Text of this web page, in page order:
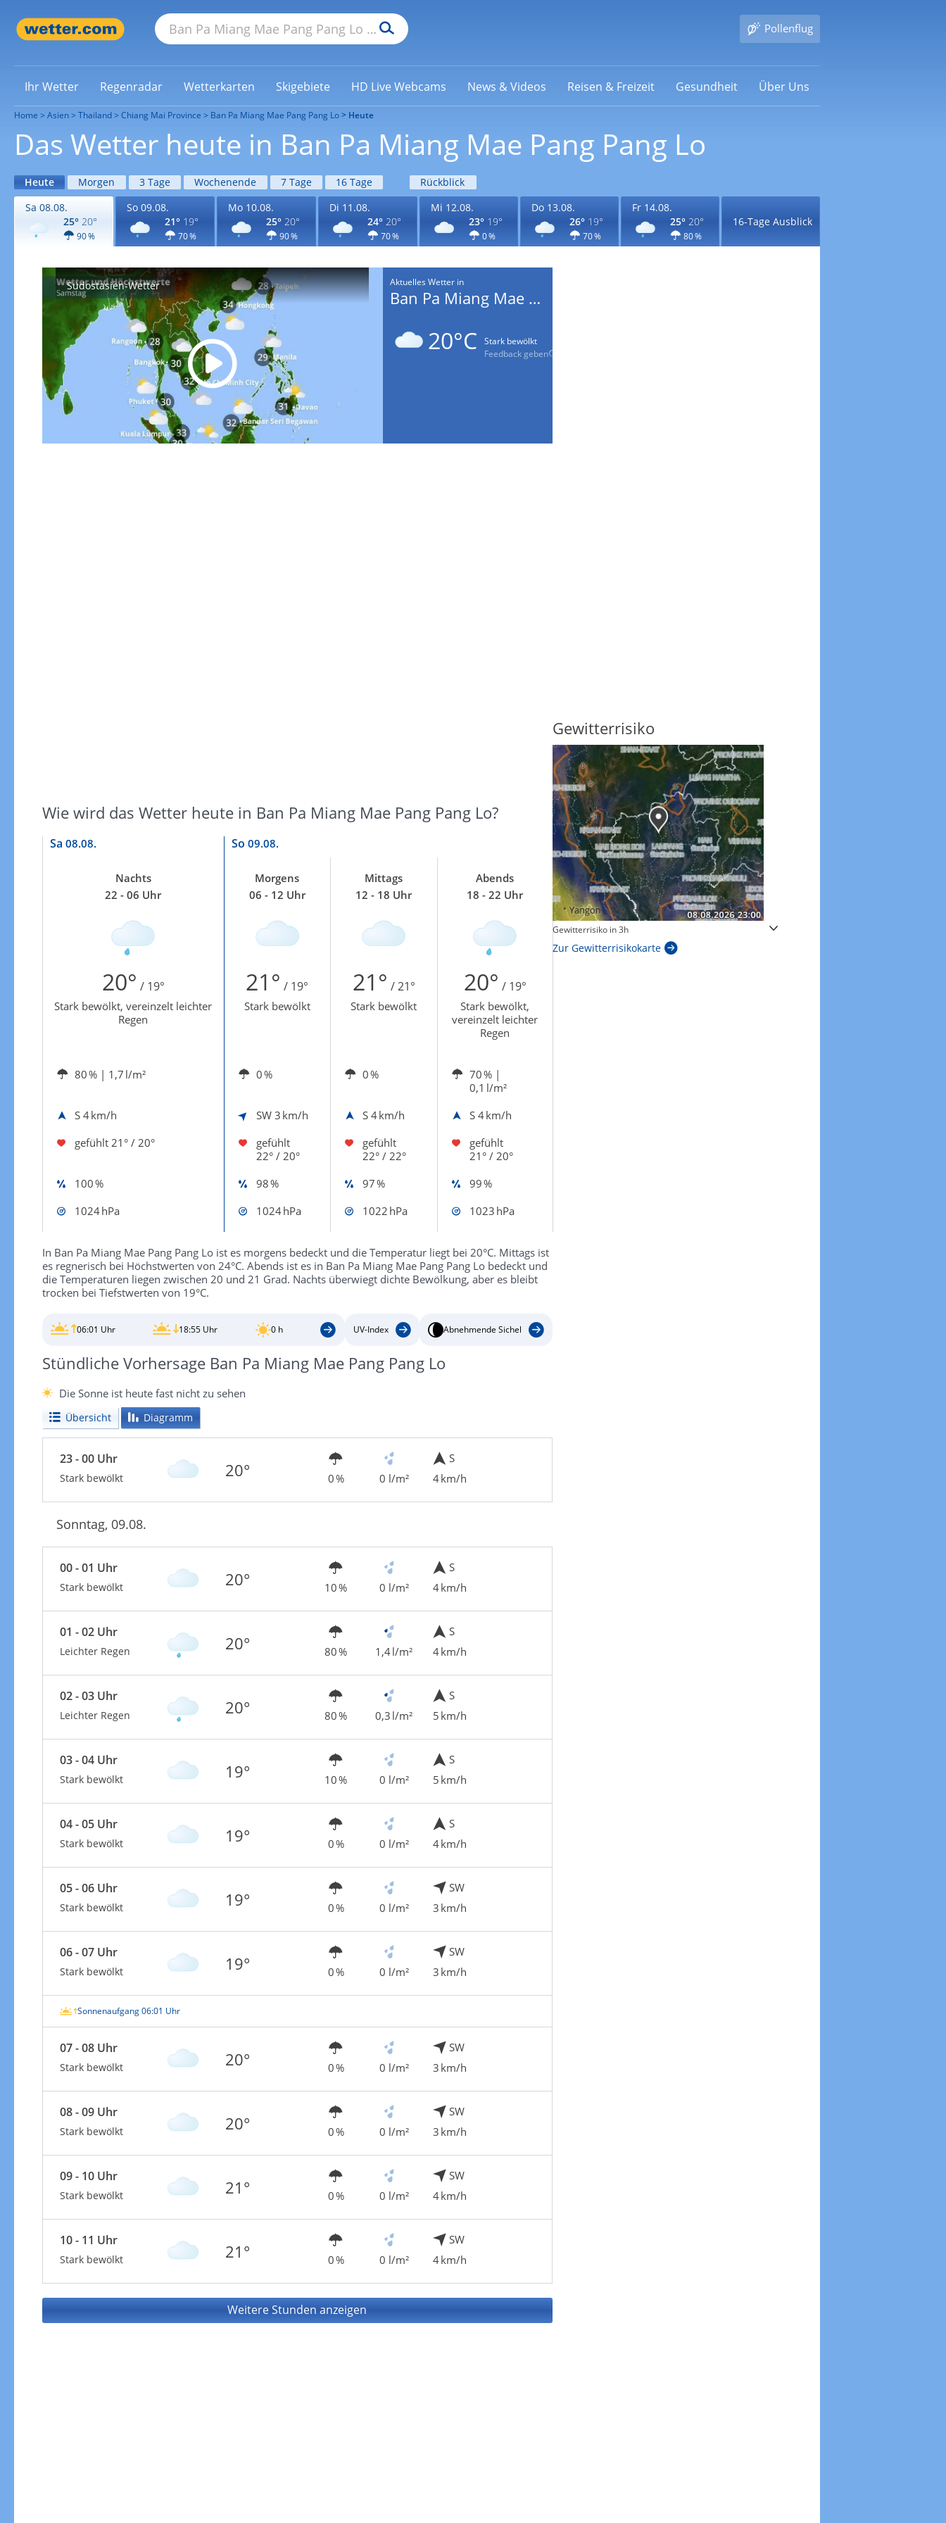
Pollenflug
Ihr Wetter Regenradar Wetterkarten Skigebiete HD Live Webcams News & Videos Reisen & Freizeit Gesundheit Über Uns
Home Asien Thailand Chiang Mai Province Ban Pa Miang Mae Pang Pang Lo Heute
Das Wetter heute in Ban Pa Miang Mae Pang Pang Lo
Heute Morgen 3 Tage Wochenende 7 Tage 16 Tage
Rückblick
Sa 08.08.
25° 20°
90 %
So 09.08.
21° 19°
70 %
Mo 10.08.
25° 20°
90 %
Di 11.08.
24° 20°
70 %
Mi 12.08.
23° 19°
0 %
Do 13.08.
26° 19°
70 %
Fr 14.08.
25° 20°
80 %
16-Tage Ausblick
Südostasien-Wetter Aktuelles Wetter in
Ban Pa Miang Mae Pang Pang Lo
20°C
Stark bewölkt
Feedback geben
Wie wird das Wetter heute in Ban Pa Miang Mae Pang Pang Lo?
Sa 08.08. So 09.08.
Nachts
22 - 06 Uhr
Morgens
06 - 12 Uhr
Mittags
12 - 18 Uhr
Abends
18 - 22 Uhr
20° / 19° 21° / 19° 21° / 21° 20° / 19°
Stark bewölkt, vereinzelt leichter
Regen
Stark bewölkt Stark bewölkt
Stark bewölkt,
vereinzelt leichter
Regen
80 % | 1,7 l/m² 0 % 0 % 70 % |
0,1 l/m²
S 4 km/h SW 3 km/h S 4 km/h S 4 km/h
gefühlt 21° / 20°
gefühlt
22° / 20°
gefühlt
22° / 22°
gefühlt
21° / 20°
100 %
98 % 97 %
99 %
1024 hPa
1024 hPa 1022 hPa 1023 hPa
In Ban Pa Miang Mae Pang Pang Lo ist es morgens bedeckt und die Temperatur liegt bei 20°C. Mittags ist
es regnerisch bei Höchstwerten von 24°C. Abends ist es in Ban Pa Miang Mae Pang Pang Lo bedeckt und
die Temperaturen liegen zwischen 20 und 21 Grad. Nachts überwiegt dichte Bewölkung, aber es bleibt
trocken bei Tiefstwerten von 19°C.
06:01 Uhr 18:55 Uhr 0 h UV-Index Abnehmende Sichel
Stündliche Vorhersage Ban Pa Miang Mae Pang Pang Lo
Die Sonne ist heute fast nicht zu sehen
Übersicht Diagramm
23 - 00 Uhr
Stark bewölkt 20° 0 % 0 l/m²
S
4 km/h
Sonntag, 09.08.
00 - 01 Uhr
Stark bewölkt 20° 10 % 0 l/m²
S
4 km/h
01 - 02 Uhr
Leichter Regen 20° 80 % 1,4 l/m²
S
4 km/h
02 - 03 Uhr
Leichter Regen 20° 80 % 0,3 l/m²
S
5 km/h
03 - 04 Uhr
Stark bewölkt 19° 10 % 0 l/m²
S
5 km/h
04 - 05 Uhr
Stark bewölkt 19° 0 % 0 l/m²
S
4 km/h
05 - 06 Uhr
Stark bewölkt 19° 0 % 0 l/m²
SW
3 km/h
06 - 07 Uhr
Stark bewölkt 19° 0 % 0 l/m²
SW
3 km/h
Sonnenaufgang 06:01 Uhr
07 - 08 Uhr
Stark bewölkt 20° 0 % 0 l/m²
SW
3 km/h
08 - 09 Uhr
Stark bewölkt 20° 0 % 0 l/m²
SW
3 km/h
09 - 10 Uhr
Stark bewölkt 21° 0 % 0 l/m²
SW
4 km/h
10 - 11 Uhr
Stark bewölkt 21° 0 % 0 l/m²
SW
4 km/h
Weitere Stunden anzeigen
Windgeschwindigkeiten in 3h
Zur Windgeschwindigkeitenkarte
Sonnenschein heute
Zur Sonnenscheindauerkarte
Gewitterrisiko
Gewitterrisiko in 3h
Zur Gewitterrisikokarte
Windböen heute